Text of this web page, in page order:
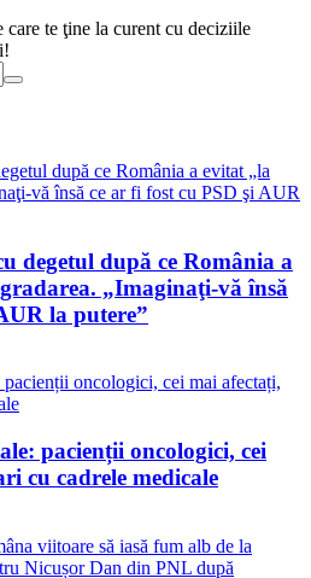
care te ţine la curent cu deciziile
degetul după ce România a
„Imaginaţi-vă însă
la putere”
pacienții oncologici, cei
cu cadrele medicale